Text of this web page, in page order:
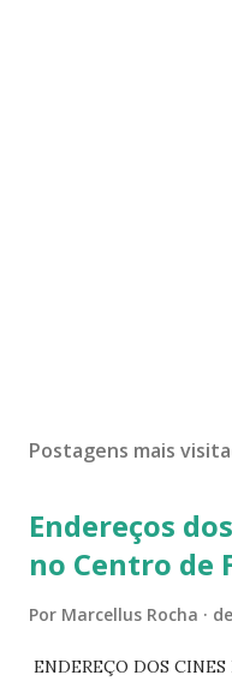
Postagens mais
Endereços
no Centro de
Por Marcellus Rocha
ENDEREÇO DOS